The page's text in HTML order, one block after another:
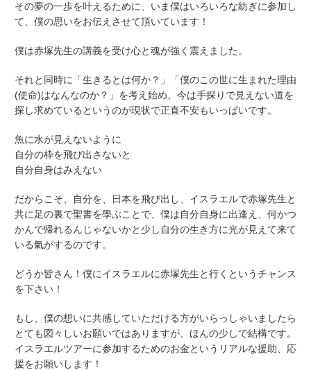
その夢の一歩を叶えるために、いま僕はいろいろな紡ぎに参加し
て、僕の思いをお伝えさせて頂いています！
僕は赤塚先生の講義を受け心と魂が強く震えました。
それと同時に「生きるとは何か？」「僕のこの世に生まれた理由
(使命)はなんなのか？」を考え始め、今は手探りで見えない道を
探し求めているというのが現状で正直不安もいっぱいです。
魚に水が見えないように
自分の枠を飛び出さないと
自分自身はみえない
だからこそ、自分を、日本を飛び出し、イスラエルで赤塚先生と
共に足の裏で聖書を學ぶことで、僕は自分自身に出逢え、何かつ
かんで帰れるんじゃないかと少し自分の生き方に光が見えて来て
いる氣がするのです。
どうか皆さん！僕にイスラエルに赤塚先生と行くというチャンス
を下さい！
もし、僕の想いに共感していただける方がいらっしゃいましたら
とても図々しいお願いではありますが、ほんの少しで結構です。
イスラエルツアーに参加するためのお金というリアルな援助、応
援をお願いします！